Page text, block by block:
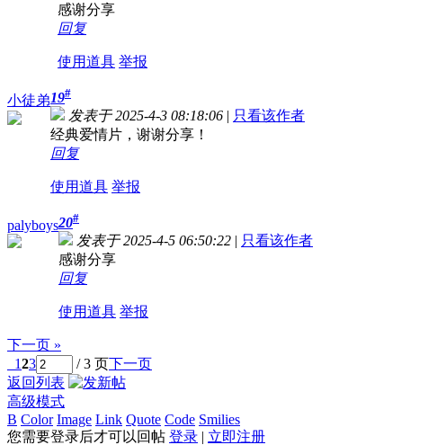
感谢分享
回复
使用道具 举报
小徒弟19#
发表于 2025-4-3 08:18:06 | 只看该作者
经典爱情片，谢谢分享！
回复
使用道具 举报
palyboys20#
发表于 2025-4-5 06:50:22 | 只看该作者
感谢分享
回复
使用道具 举报
下一页 »
123 / 3 页下一页
返回列表
高级模式
B Color Image Link Quote Code Smilies
您需要登录后才可以回帖 登录 | 立即注册